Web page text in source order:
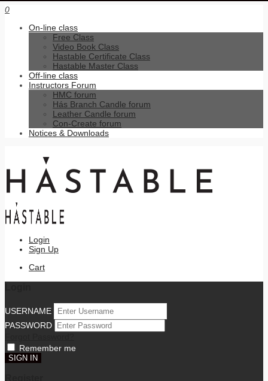
0
On-line class
Free Class
Video Book Class
Hastable Certificate Class
Hastable Master Class
Off-line class
Instructors Forum
HMC forum
Hás Branch Candle forum
Leather Candle forum
Con-Create forum
Notices & Downloads
Login
Sign Up
Cart
USERNAME
PASSWORD
Remember me